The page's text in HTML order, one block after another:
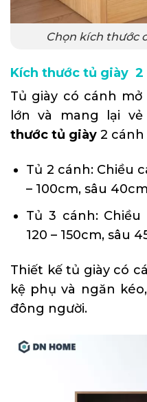
Chọn kích thước
Kích thước tủ giày 2
Tủ giày có cánh
lớn và mang lại
thước tủ giày 2 cánh
Tủ 2 cánh: Chiều
– 100cm, sâu
Tủ 3 cánh: Chiều
120 – 150cm, sâu
Thiết kế tủ giày có
kệ phụ và ngăn
đông người.